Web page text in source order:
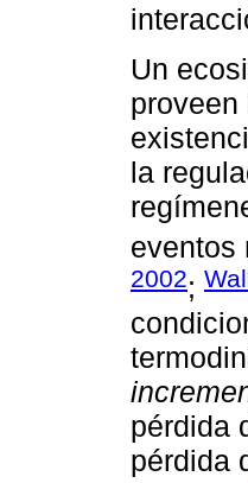
Un
la
eventos
2002;
pérdida
pérdida